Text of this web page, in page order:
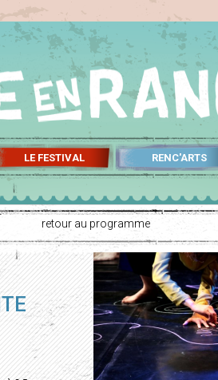
LE FESTIVAL RENC'ARTS
retour au programme